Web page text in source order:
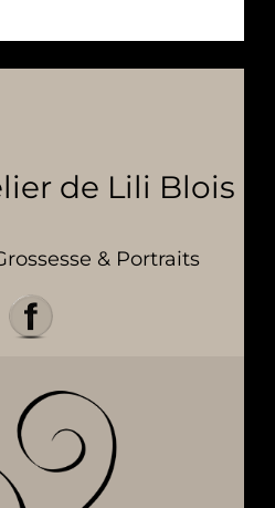
de Lili Blois
& Portraits